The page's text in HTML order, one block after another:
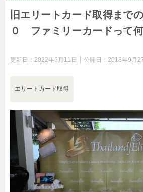
旧エリートカード取得まで
０ ファミリーカードって
更新日： 2022年6月11日 公開日： 2018年9月
エリートカード取得